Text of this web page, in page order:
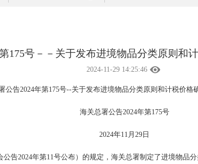
175号－－关于发布进境物品分类原则和
2024-11-29 14:25:46
公告2024年第175号--关于发布进境物品分类原则和计税价格
海关总署公告2024年第175号
2024年11月29日
告2024年第11号公布）的规定，海关总署制定了进境物品